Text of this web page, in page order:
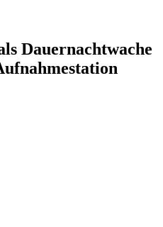
Dauernachtwache